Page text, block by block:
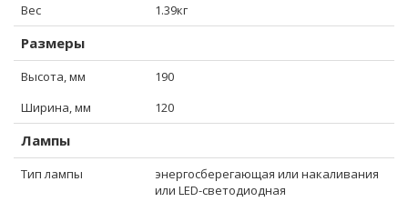
Вес
1.39кг
Размеры
Высота, мм
190
Ширина, мм
120
Лампы
Тип лампы
энергосберегающая или накаливания
или LED-светодиодная